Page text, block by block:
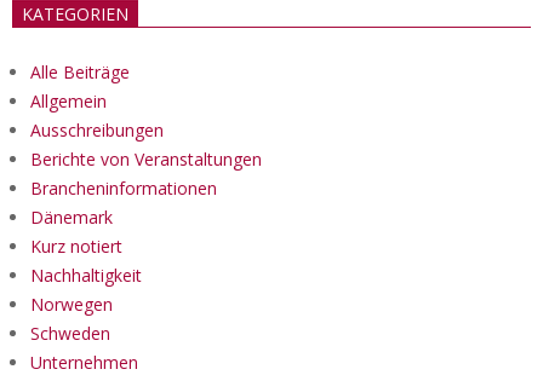
KATEGORIEN
Alle Beiträge
Allgemein
Ausschreibungen
Berichte von Veranstaltungen
Brancheninformationen
Dänemark
Kurz notiert
Nachhaltigkeit
Norwegen
Schweden
Unternehmen